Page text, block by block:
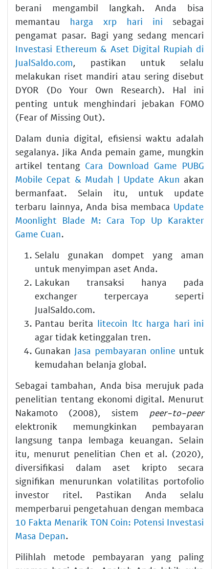
berani mengambil langkah. Anda bisa
memantau harga xrp hari ini sebagai
pengamat pasar. Bagi yang sedang mencari
Investasi Ethereum & Aset Digital Rupiah di
JualSaldo.com, pastikan untuk selalu
melakukan riset mandiri atau sering disebut
DYOR (Do Your Own Research). Hal ini
penting untuk menghindari jebakan FOMO
(Fear of Missing Out).
Dalam dunia digital, efisiensi waktu adalah
segalanya. Jika Anda pemain game, mungkin
artikel tentang Cara Download Game PUBG
Mobile Cepat & Mudah | Update Akun akan
bermanfaat. Selain itu, untuk update
terbaru lainnya, Anda bisa membaca Update
Moonlight Blade M: Cara Top Up Karakter
Game Cuan.
Selalu gunakan dompet yang aman
untuk menyimpan aset Anda.
Lakukan transaksi hanya pada
exchanger terpercaya seperti
JualSaldo.com.
Pantau berita litecoin ltc harga hari ini
agar tidak ketinggalan tren.
Gunakan Jasa pembayaran online untuk
kemudahan belanja global.
Sebagai tambahan, Anda bisa merujuk pada
penelitian tentang ekonomi digital. Menurut
Nakamoto (2008), sistem peer-to-peer
elektronik memungkinkan pembayaran
langsung tanpa lembaga keuangan. Selain
itu, menurut penelitian Chen et al. (2020),
diversifikasi dalam aset kripto secara
signifikan menurunkan volatilitas portofolio
investor ritel. Pastikan Anda selalu
memperbarui pengetahuan dengan membaca
10 Fakta Menarik TON Coin: Potensi Investasi
Masa Depan.
Pilihlah metode pembayaran yang paling